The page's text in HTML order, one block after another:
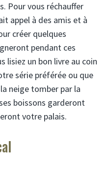
Pour vous réchauffer
appel à des amis et à
créer quelques
pendant ces
lisiez un bon livre au coin
série préférée ou que
neige tomber par la
boissons garderont
votre palais.